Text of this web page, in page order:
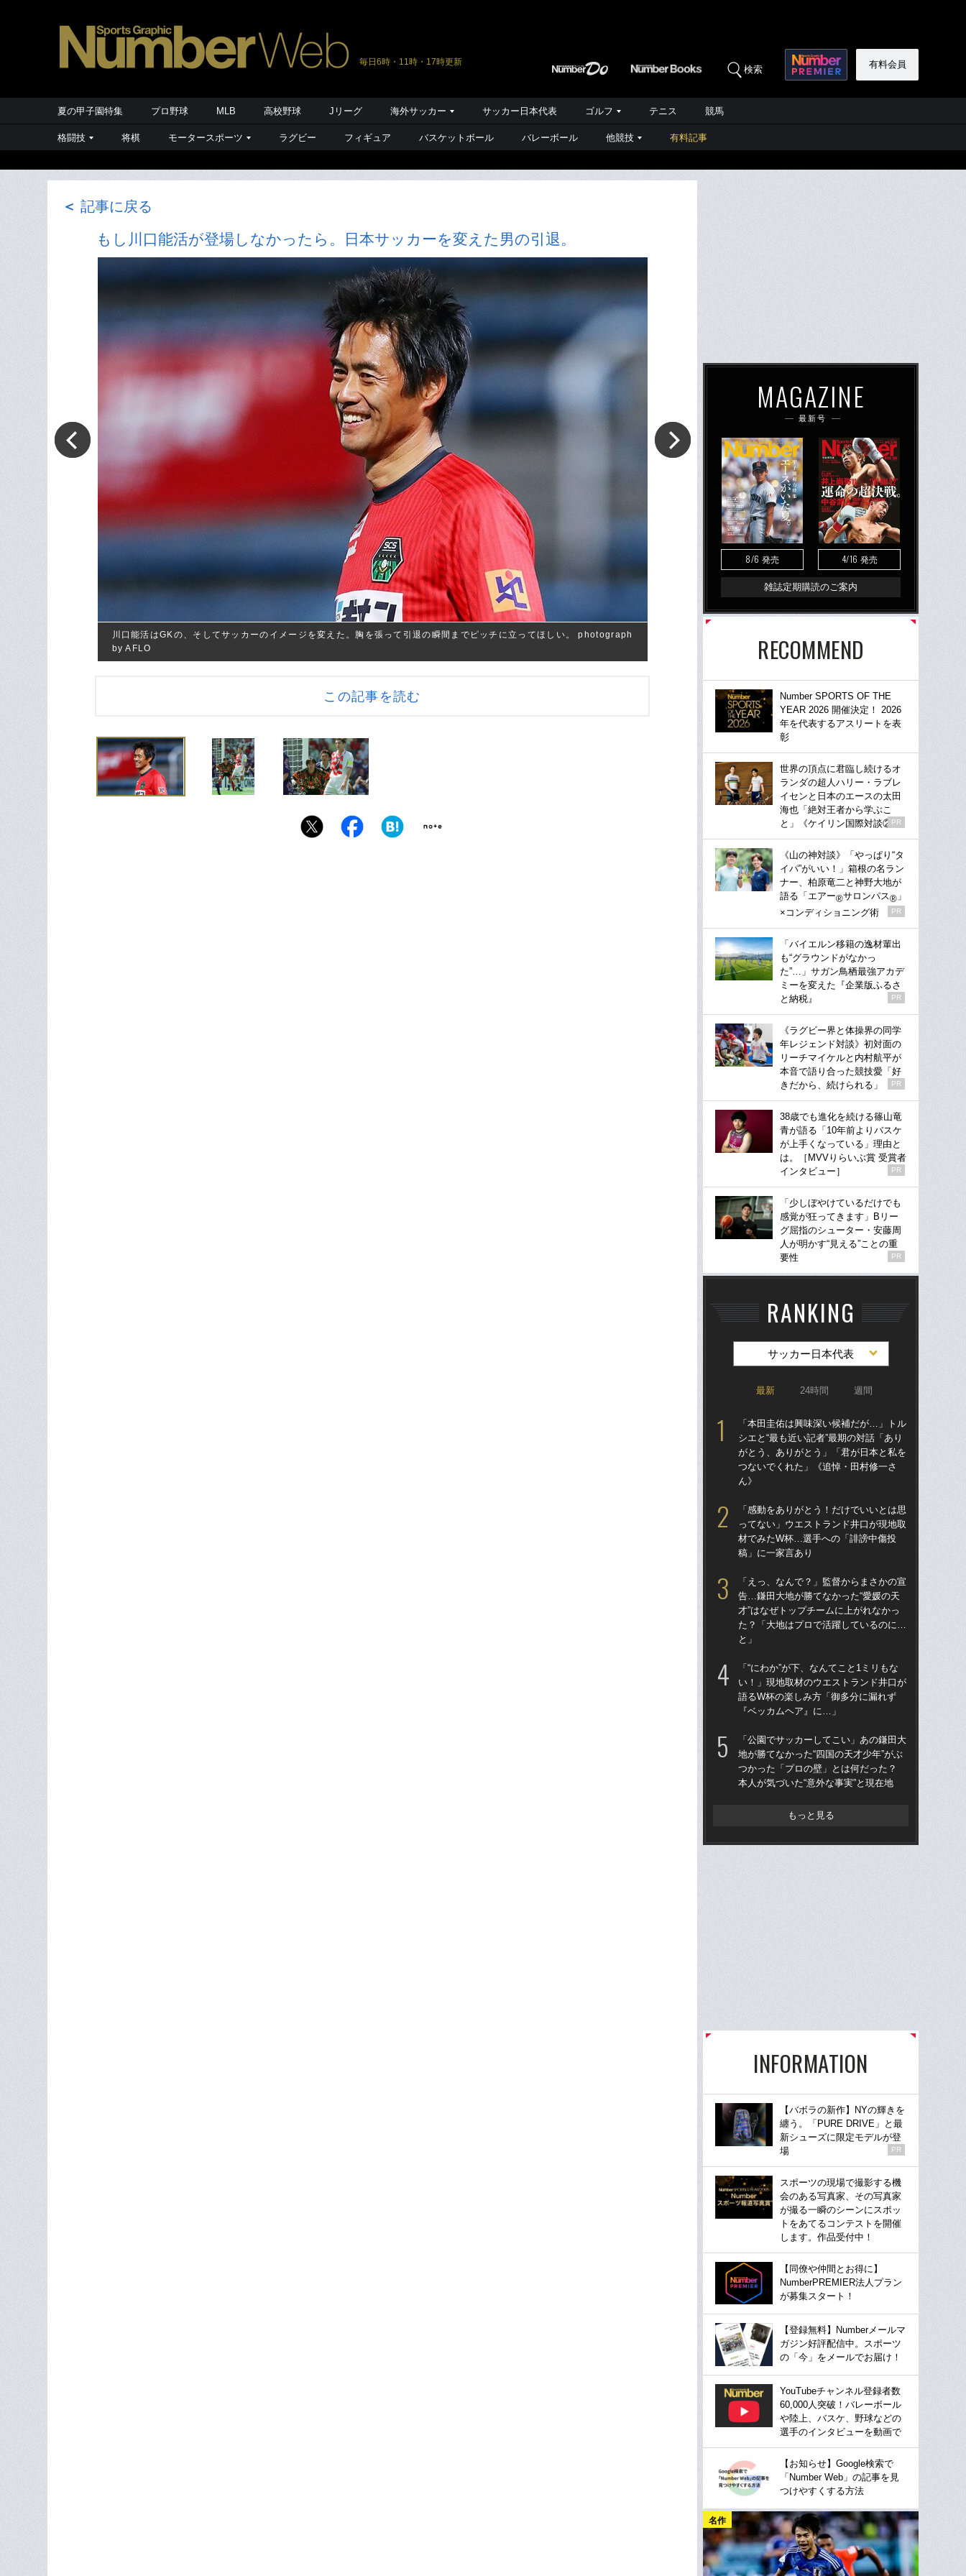
毎日6時・11時・17時更新
検索 有料会員
夏の甲子園特集 プロ野球 MLB 高校野球 Jリーグ 海外サッカー サッカー日本代表 ゴルフ テニス 競馬
格闘技 将棋 モータースポーツ ラグビー フィギュア バスケットボール バレーボール 他競技 有料記事
＜ 記事に戻る
もし川口能活が登場しなかったら。日本サッカーを変えた男の引退。
川口能活はGKの、そしてサッカーのイメージを変えた。胸を張って引退の瞬間までピッチに立ってほしい。 photograph
by AFLO
この記事を読む
MAGAZINE
最新号
8/6 発売 4/16 発売
雑誌定期購読のご案内
RECOMMEND
Number SPORTS OF THE
YEAR 2026 開催決定！ 2026
年を代表するアスリートを表
彰
世界の頂点に君臨し続けるオ
ランダの超人ハリー・ラブレ
イセンと日本のエースの太田
海也「絶対王者から学ぶこ
と」《ケイリン国際対談②》
PR
《山の神対談》「やっぱり“タ
イパ”がいい！」箱根の名ラン
ナー、柏原竜二と神野大地が
語る「エアー®サロンパス® 」
×コンディショニング術
PR
「バイエルン移籍の逸材輩出
も“グラウンドがなかっ
た”…」サガン鳥栖最強アカデ
ミーを変えた『企業版ふるさ
と納税』
PR
《ラグビー界と体操界の同学
年レジェンド対談》初対面の
リーチマイケルと内村航平が
本音で語り合った競技愛「好
きだから、続けられる」
PR
38歳でも進化を続ける篠山竜
青が語る「10年前よりバスケ
が上手くなっている」理由と
は。［MVVりらいぶ賞 受賞者
インタビュー］
PR
「少しぼやけているだけでも
感覚が狂ってきます」Bリー
グ屈指のシューター・安藤周
人が明かす“見える”ことの重
要性
PR
RANKING
サッカー日本代表
最新 24時間 週間
「本田圭佑は興味深い候補だが…」トル
シエと“最も近い記者”最期の対話「あり
がとう、ありがとう」「君が日本と私を
つないでくれた」《追悼・田村修一さ
ん》
「感動をありがとう！だけでいいとは思
ってない」ウエストランド井口が現地取
材でみたW杯…選手への「誹謗中傷投
稿」に一家言あり
「えっ、なんで？」監督からまさかの宣
告…鎌田大地が勝てなかった“愛媛の天
才”はなぜトップチームに上がれなかっ
た？「大地はプロで活躍しているのに…
と」
「“にわか”が下、なんてこと1ミリもな
い！」現地取材のウエストランド井口が
語るW杯の楽しみ方「御多分に漏れず
『ベッカムヘア』に…」
「公園でサッカーしてこい」あの鎌田大
地が勝てなかった“四国の天才少年”がぶ
つかった「プロの壁」とは何だった？
本人が気づいた“意外な事実”と現在地
もっと見る
INFORMATION
【バボラの新作】NYの輝きを
纏う。「PURE DRIVE」と最
新シューズに限定モデルが登
場
PR
スポーツの現場で撮影する機
会のある写真家、その写真家
が撮る一瞬のシーンにスポッ
トをあてるコンテストを開催
します。作品受付中！
【同僚や仲間とお得に】
NumberPREMIER法人プラン
が募集スタート！
【登録無料】Numberメールマ
ガジン好評配信中。スポーツ
の「今」をメールでお届け！
YouTubeチャンネル登録者数
60,000人突破！バレーボール
や陸上、バスケ、野球などの
選手のインタビューを動画で
【お知らせ】Google検索で
「Number Web」の記事を見
つけやすくする方法
名作